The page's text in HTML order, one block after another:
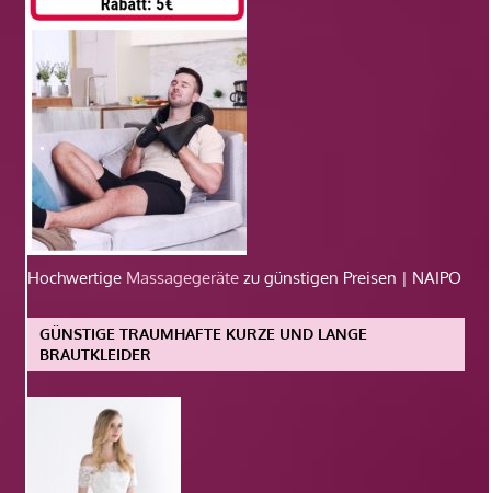
Hochwertige Massagegeräte zu günstigen Preisen | NAIPO
GÜNSTIGE TRAUMHAFTE KURZE UND LANGE
BRAUTKLEIDER